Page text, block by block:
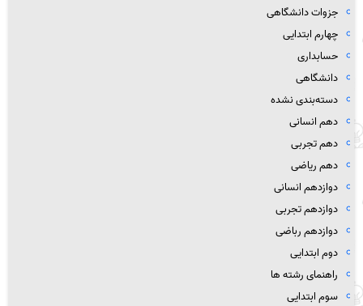
جزوات دانشگاهی
چهارم ابتدایی
حسابداری
دانشگاهی
دسته‌بندی نشده
دهم انسانی
دهم تجربی
دهم ریاضی
دوازدهم انسانی
دوازدهم تجربی
دوازدهم رباضی
دوم ابتدایی
راهنمای رشته ها
سوم ابتدایی